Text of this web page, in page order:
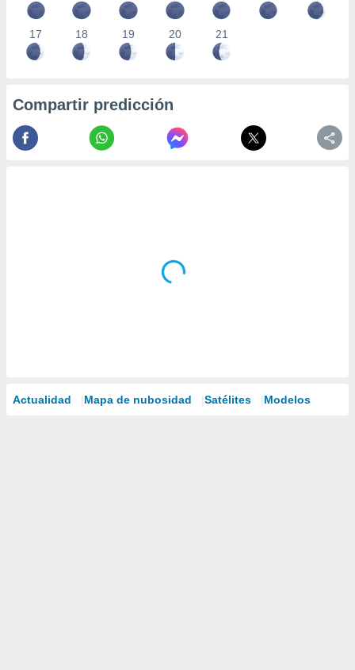
17 18 19 20 21
Compartir predicción
Actualidad Mapa de nubosidad Satélites Modelos